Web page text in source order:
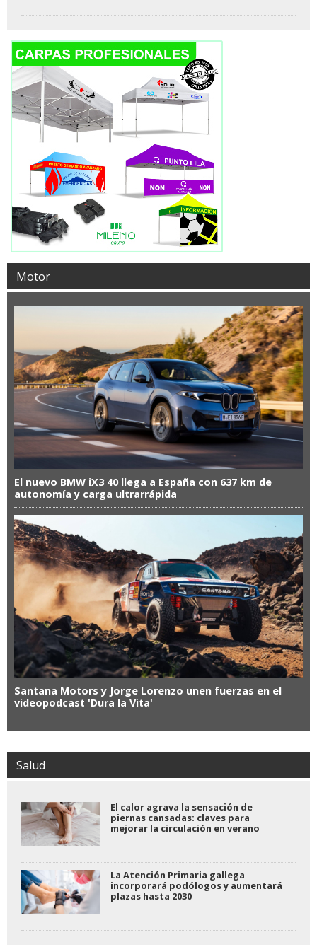
Motor
El nuevo BMW iX3 40 llega a España con 637 km de
autonomía y carga ultrarrápida
Santana Motors y Jorge Lorenzo unen fuerzas en el
videopodcast 'Dura la Vita'
Salud
El calor agrava la sensación de
piernas cansadas: claves para
mejorar la circulación en verano
La Atención Primaria gallega
incorporará podólogos y aumentará
plazas hasta 2030